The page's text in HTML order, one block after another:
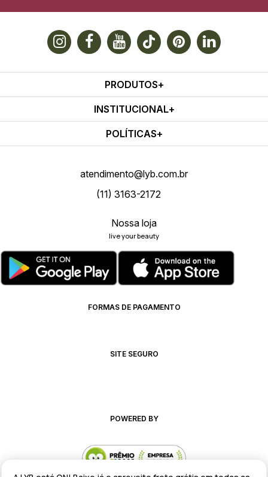
PRODUTOS
INSTITUCIONAL
POLÍTICAS
atendimento@lyb.com.br
(11) 3163-2172
Nossa loja
live your beauty
FORMAS DE PAGAMENTO
SITE SEGURO
POWERED BY